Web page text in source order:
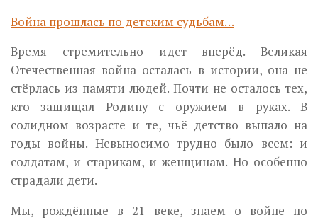
Война прошлась по детским судьбам…
Время стремительно идет вперёд. Великая
Отечественная война осталась в истории, она не
стёрлась из памяти людей. Почти не осталось тех,
кто защищал Родину с оружием в руках. В
солидном возрасте и те, чьё детство выпало на
годы войны. Невыносимо трудно было всем: и
солдатам, и старикам, и женщинам. Но особенно
страдали дети.
Мы, рождённые в 21 веке, знаем о войне по